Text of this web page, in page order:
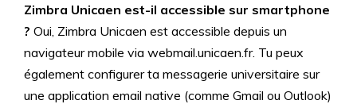
Zimbra Unicaen est-il accessible sur smartphone
? Oui, Zimbra Unicaen est accessible depuis un
navigateur mobile via webmail.unicaen.fr. Tu peux
également configurer ta messagerie universitaire sur
une application email native (comme Gmail ou Outlook)